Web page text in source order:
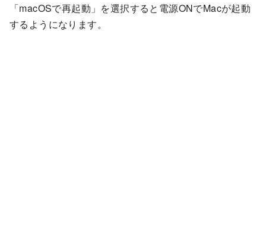
「macOSで再起動」を選択すると電源ONでMacが起動
するようになります。